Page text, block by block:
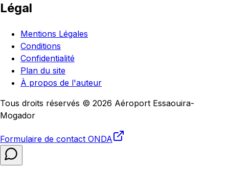
Légal
Mentions Légales
Conditions
Confidentialité
Plan du site
À propos de l'auteur
Tous droits réservés © 2026 Aéroport Essaouira-
Mogador
Formulaire de contact ONDA